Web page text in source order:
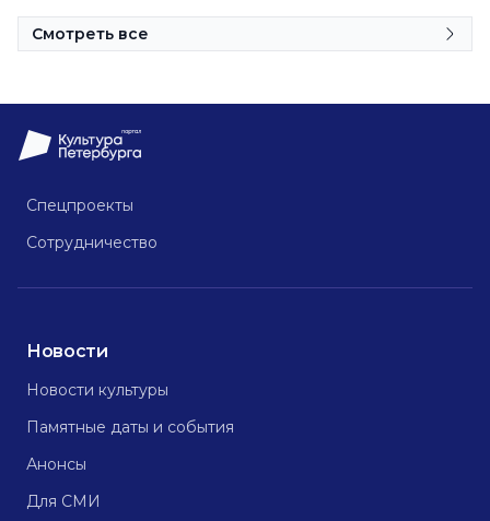
Смотреть все
Спецпроекты
Сотрудничество
Новости
Новости культуры
Памятные даты и события
Анонсы
Для СМИ